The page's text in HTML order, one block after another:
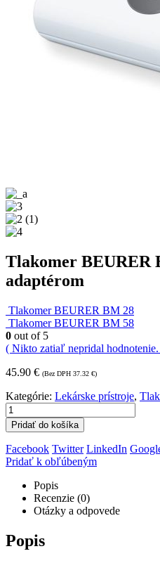
Tlakomer BEURER
adaptérom
Tlakomer BEURER BM 28
Tlakomer BEURER BM 58
0 out of 5
( Nikto zatiaľ nepridal
45.90 € (Bez DPH 37.32 €)
Kategórie: Lekárske prístroje,
Pridať do košíka
Facebook Twitter LinkedIn
Pridať k obľúbeným
Popis
Recenzie (0)
Otázky a odpovede
Popis